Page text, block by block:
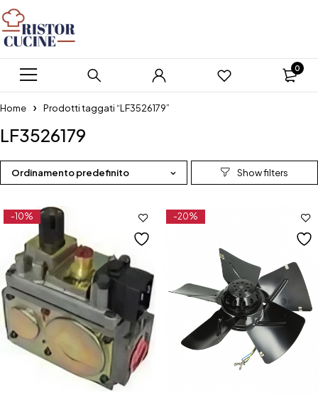
0
Home Prodotti taggati “LF3526179”
LF3526179
Ordinamento predefinito
-10% -20%